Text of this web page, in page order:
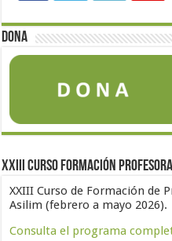
Dona
XXIII Curso formación
XXIII Curso de Formación de
Asilim (febrero a mayo 2026).
Consulta el programa